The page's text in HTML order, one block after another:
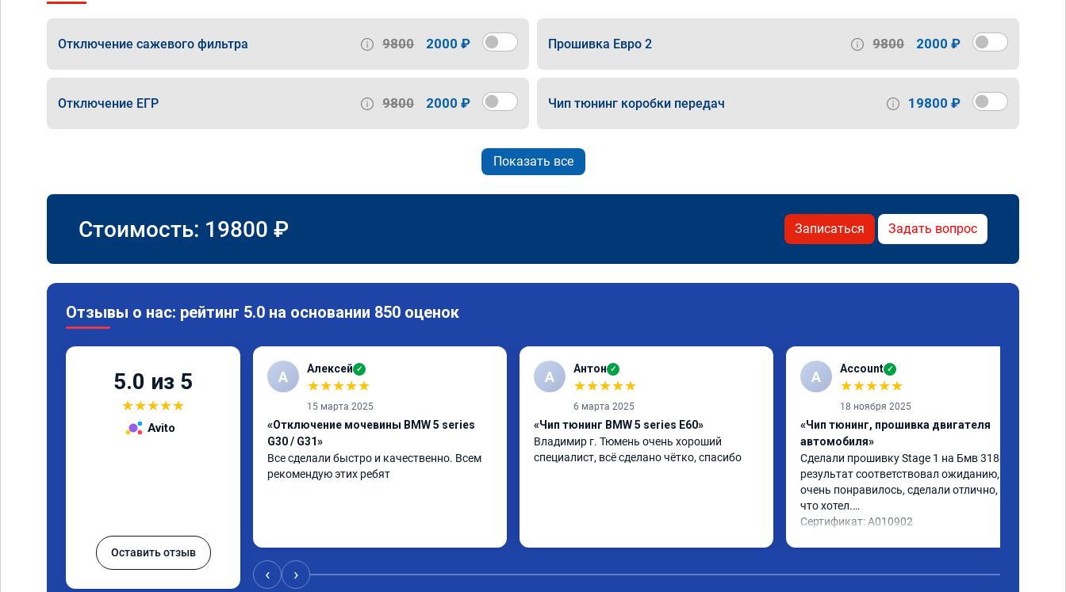
Отключение сажевого фильтра 9800 2000 ₽ Прошивка Евро 2 9800 2000 ₽
Отключение ЕГР 9800 2000 ₽ Чип тюнинг коробки передач 19800 ₽
Показать все
Стоимость: 19800 ₽ Записаться Задать вопрос
Отзывы о нас: рейтинг 5.0 на основании 850 оценок
5.0 из 5
★★★★★
Avito
Оставить отзыв
А Алексей ✓
★★★★★
15 марта 2025
«Отключение мочевины BMW 5 series
G30 / G31»
Все сделали быстро и качественно. Всем
рекомендую этих ребят
А Антон ✓
★★★★★
6 марта 2025
«Чип тюнинг BMW 5 series E60»
Владимир г. Тюмень очень хороший
специалист, всё сделано чётко, спасибо
A Account ✓
★★★★★
18 ноября 2025
«Чип тюнинг, прошивка двигателя
автомобиля»
Сделали прошивку Stage 1 на Бмв 318d,
результат соответствовал ожиданию, все
очень понравилось, сделали отлично, то
что хотел.
Сертификат: A010902
‹ ›